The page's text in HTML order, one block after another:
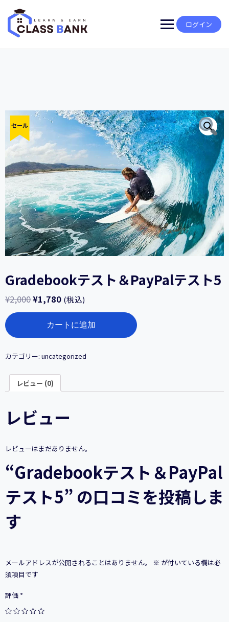
content
ログイン
セール
Gradebookテスト＆PayPalテスト5
¥2,000¥1,780 (税込)
Gradebook
テ
ス
＆
テ
ト
個
カートに追加
カテゴリー: uncategorized
レビュー (0)
レビュー
レビューはまだありません。
“Gradebookテスト＆PayPal
テスト5” の口コミを投稿しま
す
メールアドレスが公開されることはありません。 ※ が付いている欄は必
須項目です
評価 *